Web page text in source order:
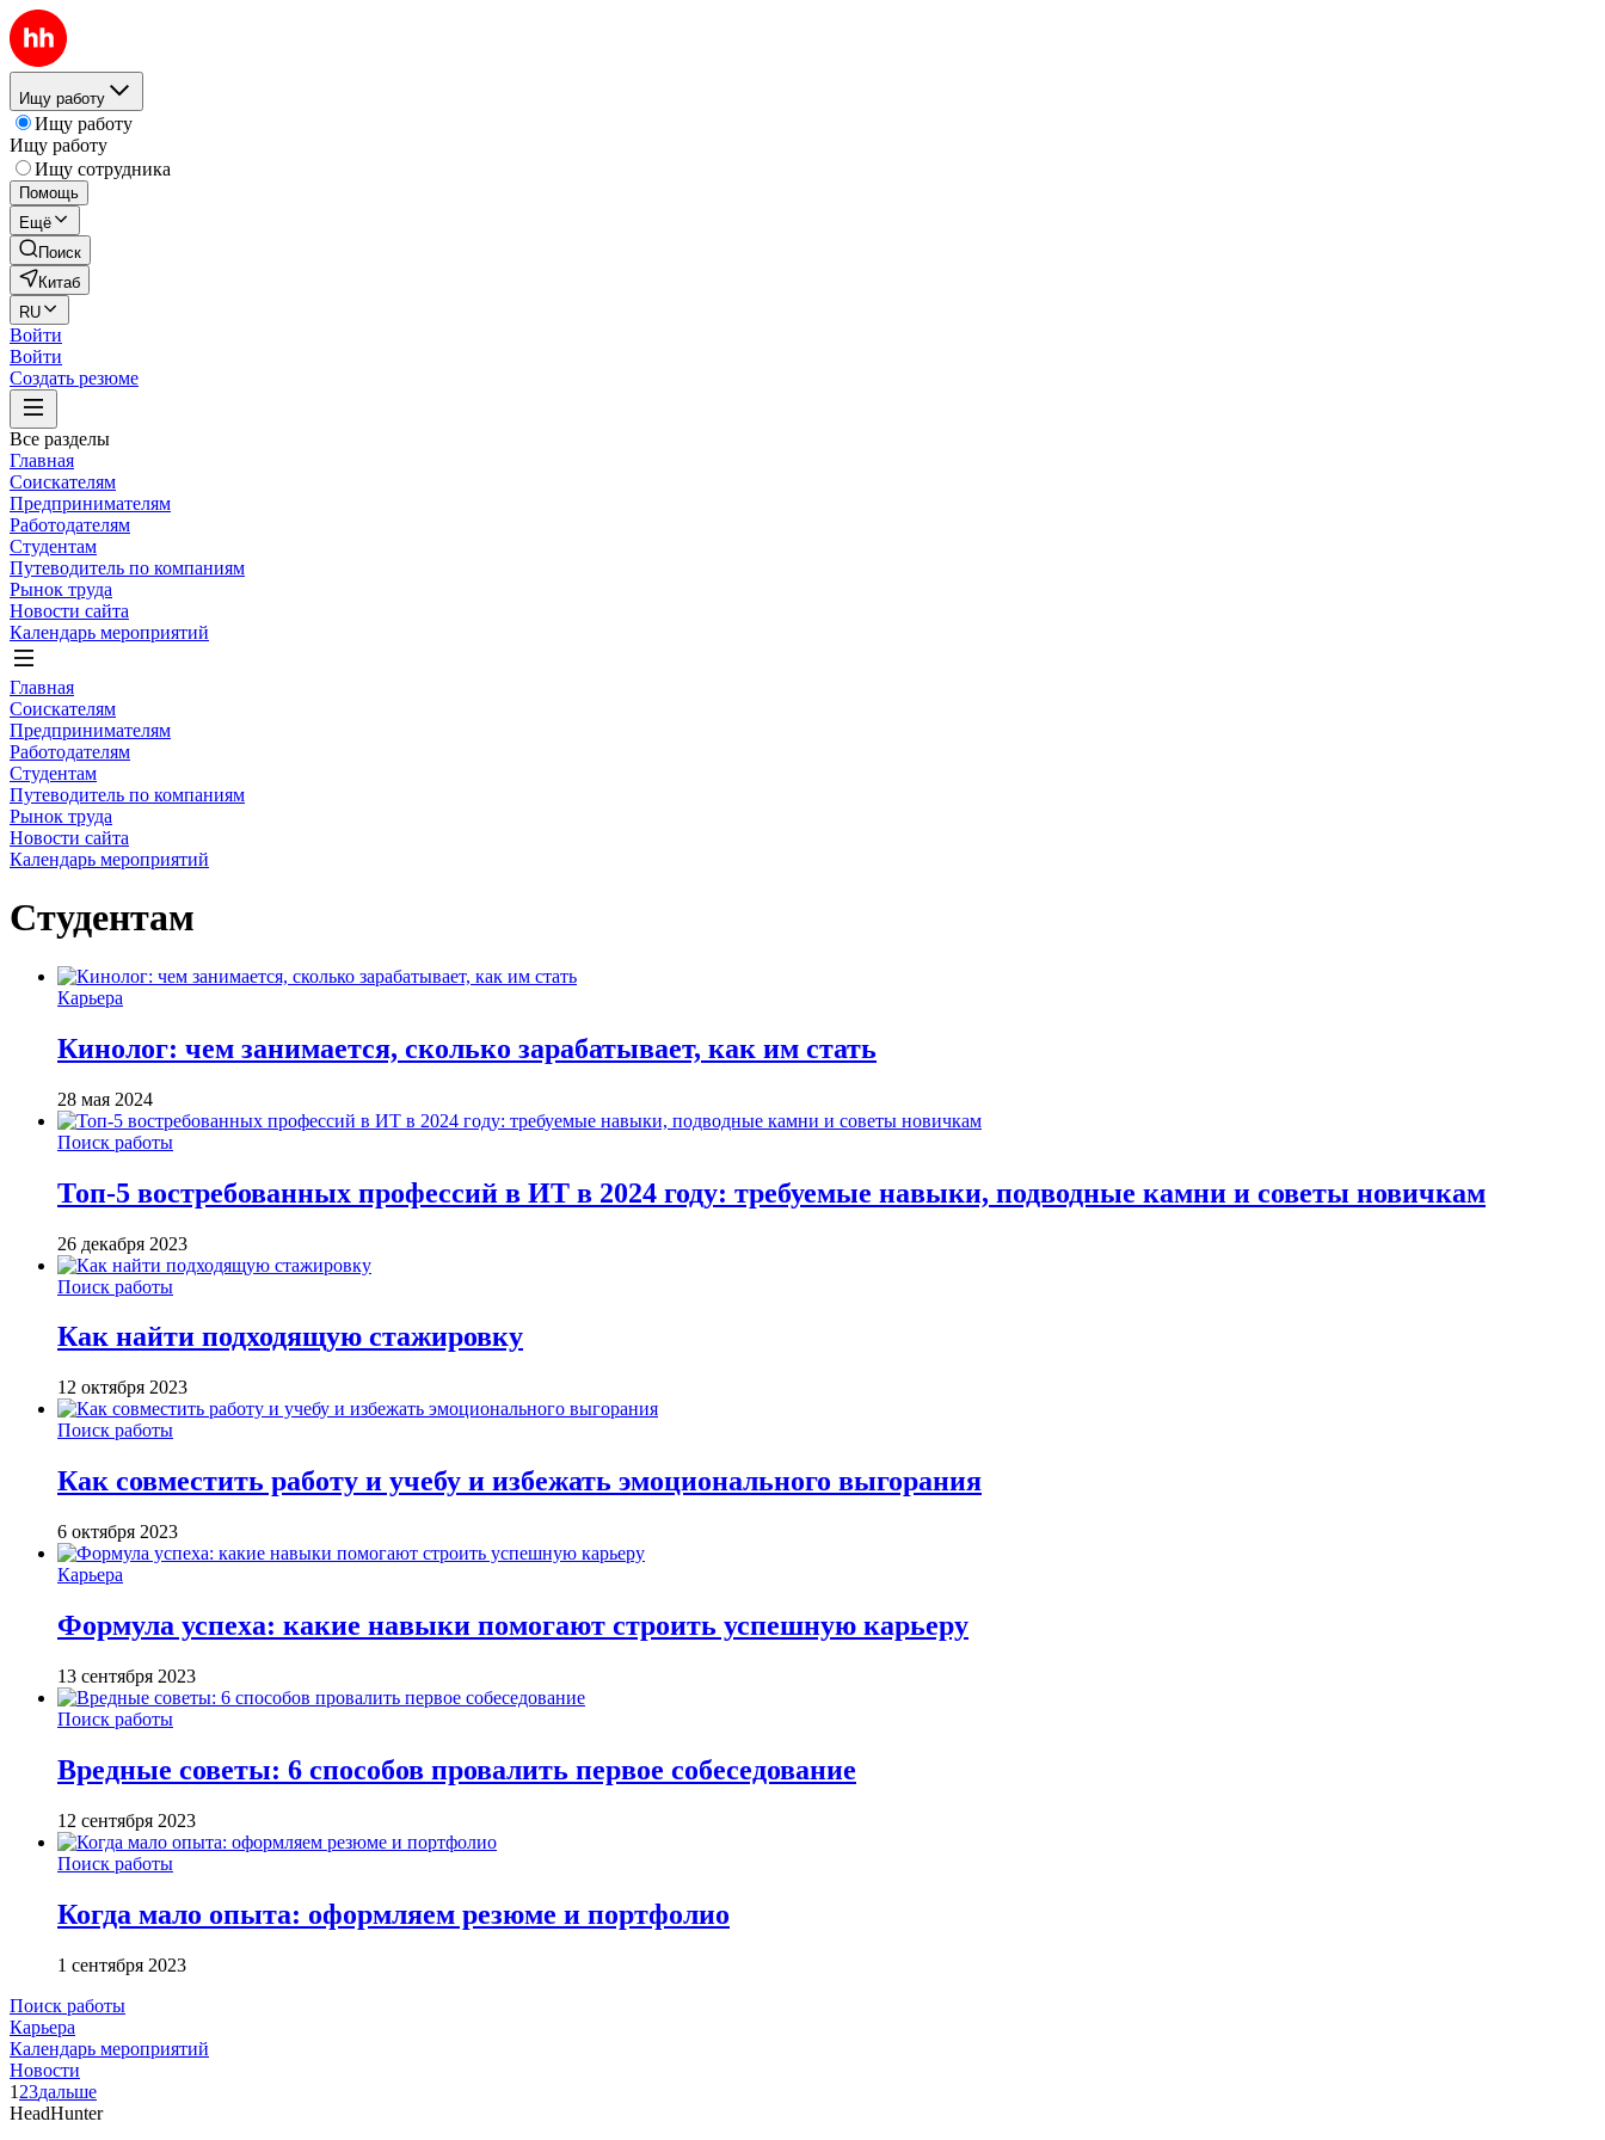
Ищу работу
Ищу работу
Ищу работу
Ищу сотрудника
Помощь
Ещё
Поиск
Китаб
RU
Войти
Войти
Создать резюме
Все разделы
Главная
Соискателям
Предпринимателям
Работодателям
Студентам
Путеводитель по компаниям
Рынок труда
Новости сайта
Календарь мероприятий
Главная
Соискателям
Предпринимателям
Работодателям
Студентам
Путеводитель по компаниям
Рынок труда
Новости сайта
Календарь мероприятий
Студентам
Карьера
Кинолог: чем занимается, сколько зарабатывает, как им стать
28 мая 2024
Поиск работы
Топ-5 востребованных профессий в ИТ в 2024 году: требуемые навыки, подводные камни и советы новичкам
26 декабря 2023
Поиск работы
Как найти подходящую стажировку
12 октября 2023
Поиск работы
Как совместить работу и учебу и избежать эмоционального выгорания
6 октября 2023
Карьера
Формула успеха: какие навыки помогают строить успешную карьеру
13 сентября 2023
Поиск работы
Вредные советы: 6 способов провалить первое собеседование
12 сентября 2023
Поиск работы
Когда мало опыта: оформляем резюме и портфолио
1 сентября 2023
Поиск работы
Карьера
Календарь мероприятий
Новости
1 23дальше
HeadHunter